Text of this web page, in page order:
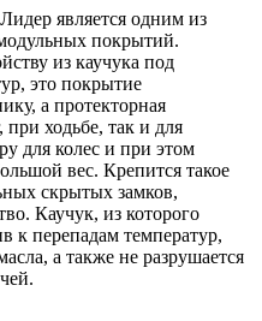
является одним из
покрытий.
из каучука под
это покрытие
а протекторная
при ходьбе, так и для
для колес и при этом
вес. Крепится такое
скрытых замков,
Каучук, из которого
к перепадам температур,
а также не разрушается